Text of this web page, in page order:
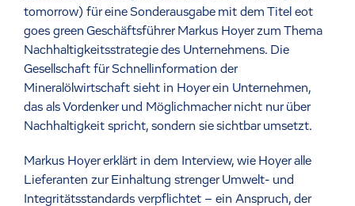
tomorrow) für eine Sonderausgabe mit dem Titel eot
goes green Geschäftsführer Markus Hoyer zum Thema
Nachhaltigkeitsstrategie des Unternehmens. Die
Gesellschaft für Schnellinformation der
Mineralölwirtschaft sieht in Hoyer ein Unternehmen,
das als Vordenker und Möglichmacher nicht nur über
Nachhaltigkeit spricht, sondern sie sichtbar umsetzt.
Markus Hoyer erklärt in dem Interview, wie Hoyer alle
Lieferanten zur Einhaltung strenger Umwelt- und
Integritätsstandards verpflichtet – ein Anspruch, der